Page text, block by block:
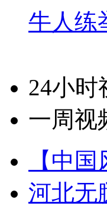
牛人练
24小时
一周视
【中
河北无